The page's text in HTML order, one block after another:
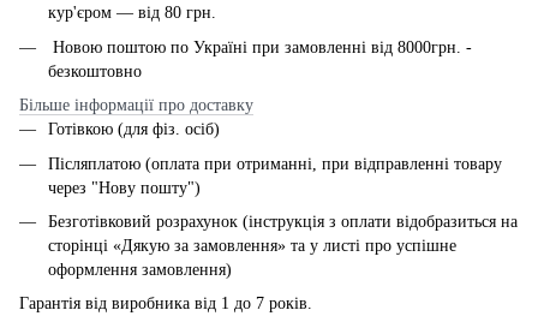
кур'єром — від 80 грн.
Новою поштою по Україні при замовленні від 8000грн. -
безкоштовно
Більше інформації про доставку
Готівкою (для фіз. осіб)
Післяплатою (оплата при отриманні, при відправленні товару
через "Нову пошту")
Безготівковий розрахунок (інструкція з оплати відобразиться на
сторінці «Дякую за замовлення» та у листі про успішне
оформлення замовлення)
Гарантія від виробника від 1 до 7 років.